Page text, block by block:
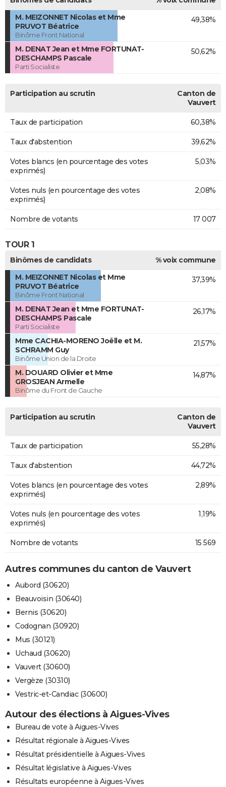
M. MEIZONNET Nicolas et Mme
PRUVOT Béatrice
Binôme Front National
49,38%
M. DENAT Jean et Mme FORTUNAT-
DESCHAMPS Pascale
Parti Socialiste
50,62%
Participation au scrutin
Canton de
Vauvert
Taux de participation 60,38%
Taux d'abstention 39,62%
Votes blancs (en pourcentage des votes
exprimés)
5,03%
Votes nuls (en pourcentage des votes
exprimés)
2,08%
Nombre de votants 17 007
TOUR 1
Binômes de candidats
% voix commune
M. MEIZONNET Nicolas et Mme
PRUVOT Béatrice
Binôme Front National
37,39%
M. DENAT Jean et Mme FORTUNAT-
DESCHAMPS Pascale
Parti Socialiste
26,17%
Mme CACHIA-MORENO Joëlle et M.
SCHRAMM Guy
Binôme Union de la Droite
21,57%
M. DOUARD Olivier et Mme
GROSJEAN Armelle
Binôme du Front de Gauche
14,87%
Participation au scrutin
Canton de
Vauvert
Taux de participation 55,28%
Taux d'abstention 44,72%
Votes blancs (en pourcentage des votes
exprimés)
2,89%
Votes nuls (en pourcentage des votes
exprimés)
1,19%
Nombre de votants 15 569
Autres communes du canton de Vauvert
Aubord (30620)
Beauvoisin (30640)
Bernis (30620)
Codognan (30920)
Mus (30121)
Uchaud (30620)
Vauvert (30600)
Vergèze (30310)
Vestric-et-Candiac (30600)
Autour des élections à Aigues-Vives
Bureau de vote à Aigues-Vives
Résultat régionale à Aigues-Vives
Résultat présidentielle à Aigues-Vives
Résultat législative à Aigues-Vives
Résultats européenne à Aigues-Vives